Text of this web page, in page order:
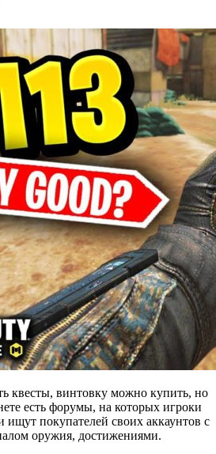
квесты, винтовку можно купить, но
есть форумы, на которых игроки
покупателей своих аккаунтов с
оружия, достижениями.